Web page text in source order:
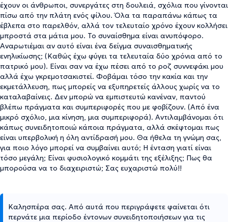
έχουν οι άνθρωποι, συνεργάτες στη δουλειά, σχόλια που γίνονται
πίσω από την πλάτη ενός φίλου. Όλα τα παραπάνω κάπως τα
έβλεπα στο παρελθόν, αλλά τον τελευταίο χρόνο έχουν κολλήσει
μπροστά στα μάτια μου. Το συναίσθημα είναι ανυπόφορο.
Αναρωτιέμαι αν αυτό είναι ένα δείγμα συναισθηματικής
ενηλικίωσης; (Καθώς έχω φύγει τα τελευταία δύο χρόνια από το
πατρικό μου). Είναι σαν να έχω πέσει από το ροζ συννεφάκι μου
αλλά έχω γκρεμοτσακιστεί. Φοβάμαι τόσο την κακία και την
εκμετάλλευση, πως μπορείς να εξυπηρετείς άλλους χωρίς να το
καταλαβαίνεις. Δεν μπορώ να εμπιστευτώ κανέναν, παντού
βλέπω πράγματα και συμπεριφορές που με φοβίζουν. (Από ένα
μικρό σχόλιο, μια κίνηση, μια συμπεριφορά). Αντιλαμβάνομαι ότι
κάπως συνειδητοποιώ κάποια πράγματα, αλλά σκέφτομαι πως
είναι υπερβολική η όλη αντίδρασή μου. Θα ήθελα τη γνώμη σας,
για ποιο λόγο μπορεί να συμβαίνει αυτό; Η ένταση γιατί είναι
τόσο μεγάλη; Είναι φυσιολογικό κομμάτι της εξέλιξης; Πως θα
μπορούσα να το διαχειριστώ; Σας ευχαριστώ πολύ!!
Καλησπέρα σας. Από αυτά που περιγράφετε φαίνεται ότι
περνάτε μια περίοδο έντονων συνειδητοποιήσεων για τις